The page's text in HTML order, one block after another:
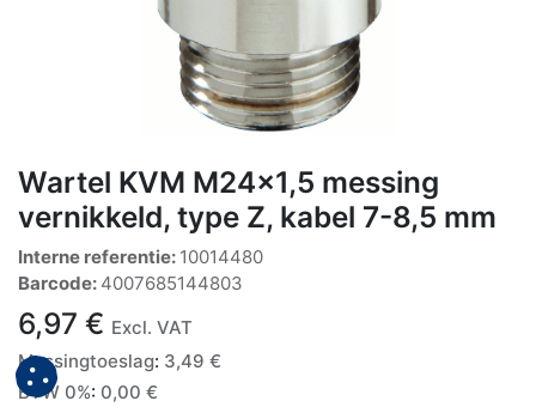
Wartel KVM M24x1,5 messing
vernikkeld, type Z, kabel 7-8,5 mm
Interne referentie: 10014480
Barcode: 4007685144803
6,97 € Excl. VAT
Messingtoeslag: 3,49 €
BTW 0%: 0,00 €